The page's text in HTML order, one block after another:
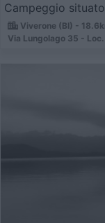
Campeggio
Viverone (BI) -
Via Lungolago 35 -